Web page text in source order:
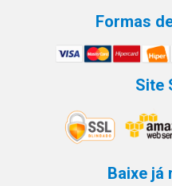
Formas
Site
Baixe já